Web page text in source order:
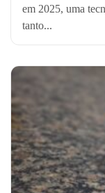
em 2025, uma
tanto...